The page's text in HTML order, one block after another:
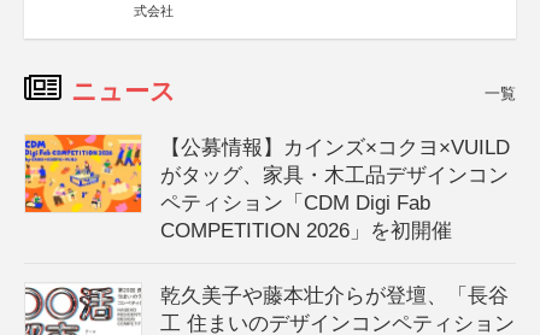
式会社
ニュース 一覧
【公募情報】カインズ×コクヨ×VUILD
がタッグ、家具・木工品デザインコン
ペティション「CDM Digi Fab
COMPETITION 2026」を初開催
乾久美子や藤本壮介らが登壇、「長谷
工 住まいのデザインコンペティション